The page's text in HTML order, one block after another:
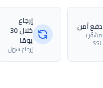
دفع آمن
مشفّر بـ
SSL
إرجاع
خلال 30
يومًا
إرجاع سهل